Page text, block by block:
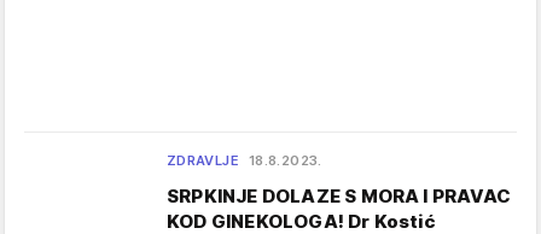
ZDRAVLJE 18.8.2023.
SRPKINJE DOLAZE S MORA I PRAVAC
KOD GINEKOLOGA! Dr Kostić